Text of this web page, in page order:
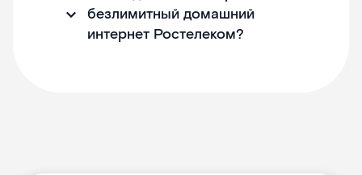
безлимитный домашний
интернет Ростелеком?